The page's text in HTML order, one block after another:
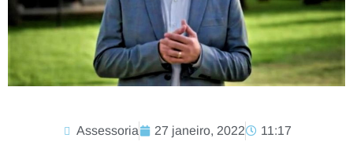
Assessoria 27 janeiro, 2022 11:17